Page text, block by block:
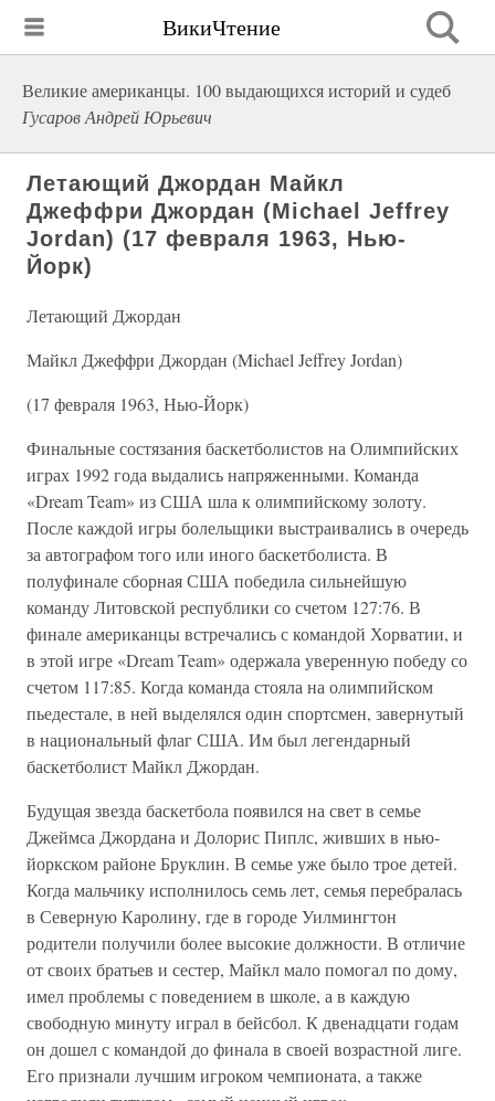
ВикиЧтение
Великие американцы. 100 выдающихся историй и судеб
Гусаров Андрей Юрьевич
Летающий Джордан Майкл
Джеффри Джордан (Michael Jeffrey
Jordan) (17 февраля 1963, Нью-
Йорк)
Летающий Джордан
Майкл Джеффри Джордан (Michael Jeffrey Jordan)
(17 февраля 1963, Нью-Йорк)
Финальные состязания баскетболистов на Олимпийских
играх 1992 года выдались напряженными. Команда
«Dream Team» из США шла к олимпийскому золоту.
После каждой игры болельщики выстраивались в очередь
за автографом того или иного баскетболиста. В
полуфинале сборная США победила сильнейшую
команду Литовской республики со счетом 127:76. В
финале американцы встречались с командой Хорватии, и
в этой игре «Dream Team» одержала уверенную победу со
счетом 117:85. Когда команда стояла на олимпийском
пьедестале, в ней выделялся один спортсмен, завернутый
в национальный флаг США. Им был легендарный
баскетболист Майкл Джордан.
Будущая звезда баскетбола появился на свет в семье
Джеймса Джордана и Долорис Пиплс, живших в нью-
йоркском районе Бруклин. В семье уже было трое детей.
Когда мальчику исполнилось семь лет, семья перебралась
в Северную Каролину, где в городе Уилмингтон
родители получили более высокие должности. В отличие
от своих братьев и сестер, Майкл мало помогал по дому,
имел проблемы с поведением в школе, а в каждую
свободную минуту играл в бейсбол. К двенадцати годам
он дошел с командой до финала в своей возрастной лиге.
Его признали лучшим игроком чемпионата, а также